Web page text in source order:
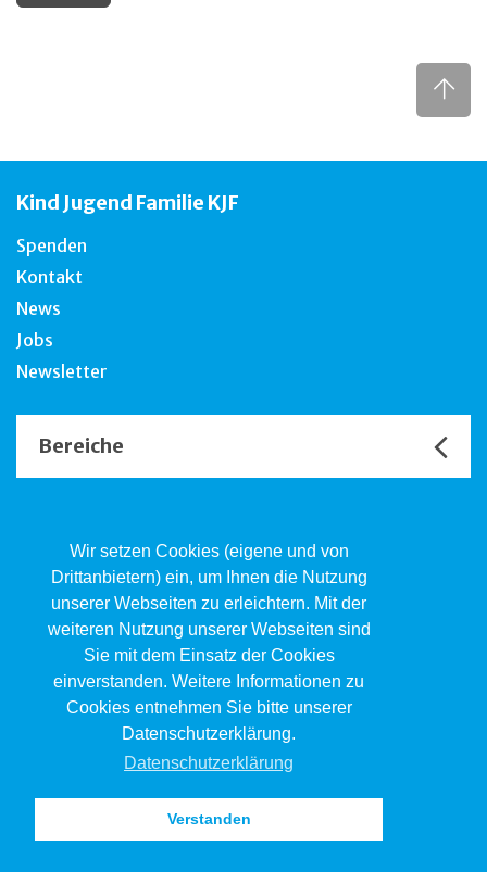
Wir setzen Cookies (eigene und von
Drittanbietern) ein, um Ihnen die Nutzung
unserer Webseiten zu erleichtern. Mit der
weiteren Nutzung unserer Webseiten sind
Sie mit dem Einsatz der Cookies
einverstanden. Weitere Informationen zu
Cookies entnehmen Sie bitte unserer
Datenschutzerklärung.
Datenschutzerklärung
Verstanden
Kind Jugend Familie KJF
Spenden
Kontakt
News
Jobs
Newsletter
Bereiche
Kind.Jugend.Familie KJF
Poststrasse 2, Postfach, 4410 Liestal
061 551 17 77
kjf@jsw.swiss